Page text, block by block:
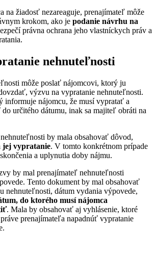
na žiadosť nezareaguje, prenajímateľ môže
krokom, ako je podanie návrhu na
právna ochrana jeho vlastníckych práv a
nehnuteľnosti
môže poslať nájomcovi, ktorý ju
výzvu na vypratanie nehnuteľnosti.
informuje nájomcu, že musí vypratať a
určitého dátumu, inak sa majiteľ obráti na
by mala obsahovať dôvod,
jej vypratanie. V tomto konkrétnom prípade
a uplynutia doby nájmu.
by mal prenajímateľ nehnuteľnosti
Tento dokument by mal obsahovať
nehnuteľnosti, dátum vydania výpovede,
do ktorého musí nájomca
. Mala by obsahovať aj vyhlásenie, ktoré
prenajímateľa napadnúť vypratanie